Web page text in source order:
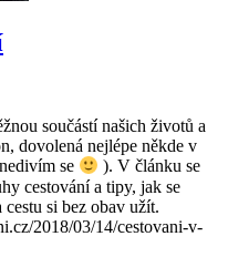
součástí našich životů a
dovolená nejlépe někde v
se
). V článku se
cestování a tipy, jak se
si bez obav užít.
2018/03/14/cestovani-v-